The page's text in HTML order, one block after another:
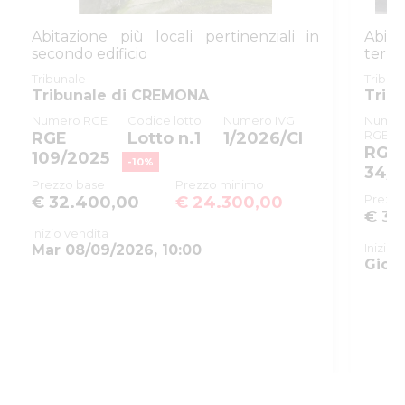
ID rito
EICA
ID tribunale
0190360095
Tribunale
Rito
ESPROPRIAZIONE IMMOBILIARE
(CARTABIA)
Numero
procedura
Anno
procedura
Abitazione più locali pertinenziali in
secondo edificio
Tribunale
Tribunale di CREMONA
Numero RGE
RGE
109/2025
Codice lotto
Lotto n.1
Numero IVG
1/2026/CI
Prezzo base
€ 32.400,00
-10%
Prezzo minimo
€ 24.300,00
Inizio vendita
Mar 08/09/2026, 10:00
RGE
RGE
34/
€
Inizio
Gio